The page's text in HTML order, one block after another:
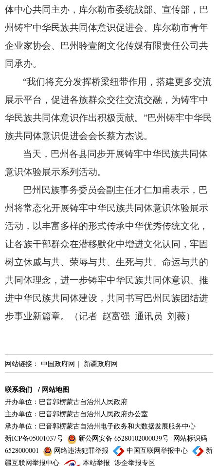
体中心共同主办， 库尔勒市委统战部、 宣传部， 巴
州铸牢中华民族共同体意识促进会、 库尔勒市青年
企业家协会、
巴州聆壹阁文化传媒有限责任公司共
同承办。
“我们将充分发挥桥梁纽带作用，搭建更多交流
展示平台， 促进各族群众交往交流交融， 为铸牢中
华民族共同体意识作出积极贡献。 ”巴州铸牢中华民
族共同体意识促进会会长蔡方杰说。
当天， 巴州各县同步开展铸牢中华民族共同体
意识体验展示系列活动。
巴州民族事务委员会副主任才仁加甫表示， 巴
州将常态化开展铸牢中华民族共同体意识体验展示
活动， 以丰富多样的形式传承中华优秀传统文化，
让各族干部群众在潜移默化中增进文化认同， 牢固
树立休戚与共、 荣辱与共、 生死与共、 命运与共的
共同体理念， 进一步铸牢中华民族共同体意识、 推
进中华民族共同体建设， 共同书写巴州民族团结进
步事业新篇章。
（记者 赵富强 通讯员 刘薇）
网站链接： 中国政府网 ｜ 新疆政府网
联系我们 / 网站地图
开办单位：巴音郭楞蒙古自治州人民政府
主办单位：巴音郭楞蒙古自治州人民政府办公室
承办单位：巴音郭楞蒙古自治州电子政务和大数据发展服务中心
新ICP备05001037号
新公网安备 65280102000039号 网站标识码
6528000001
网络违法犯罪举报 中国互联网举报中心
新
疆互联网举报中心
本站举报 涉企举报专区